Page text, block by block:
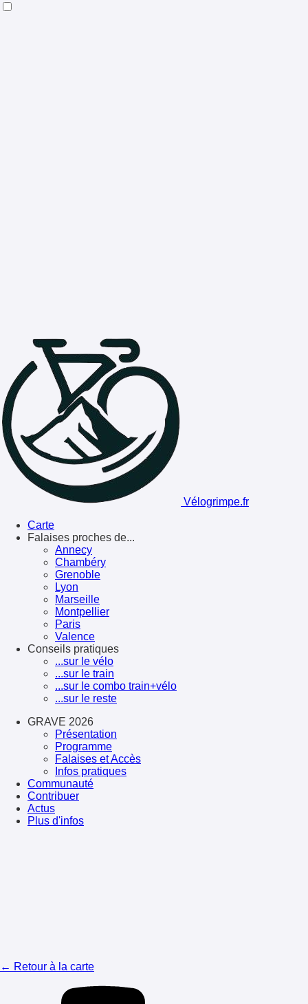
Vélogrimpe.fr
Carte
Falaises proches de...
Annecy
Chambéry
Grenoble
Lyon
Marseille
Montpellier
Paris
Valence
Conseils pratiques
...sur le vélo
...sur le train
...sur le combo train+vélo
...sur le reste
GRAVE 2026
Présentation
Programme
Falaises et Accès
Infos pratiques
Communauté
Contribuer
Actus
Plus d'infos
← Retour à la carte